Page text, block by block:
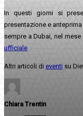
In questi giorni si
presentazione e
sempre a Dubai, nel
ufficiale.
Altri articoli di eventi su
Chiara Trentin